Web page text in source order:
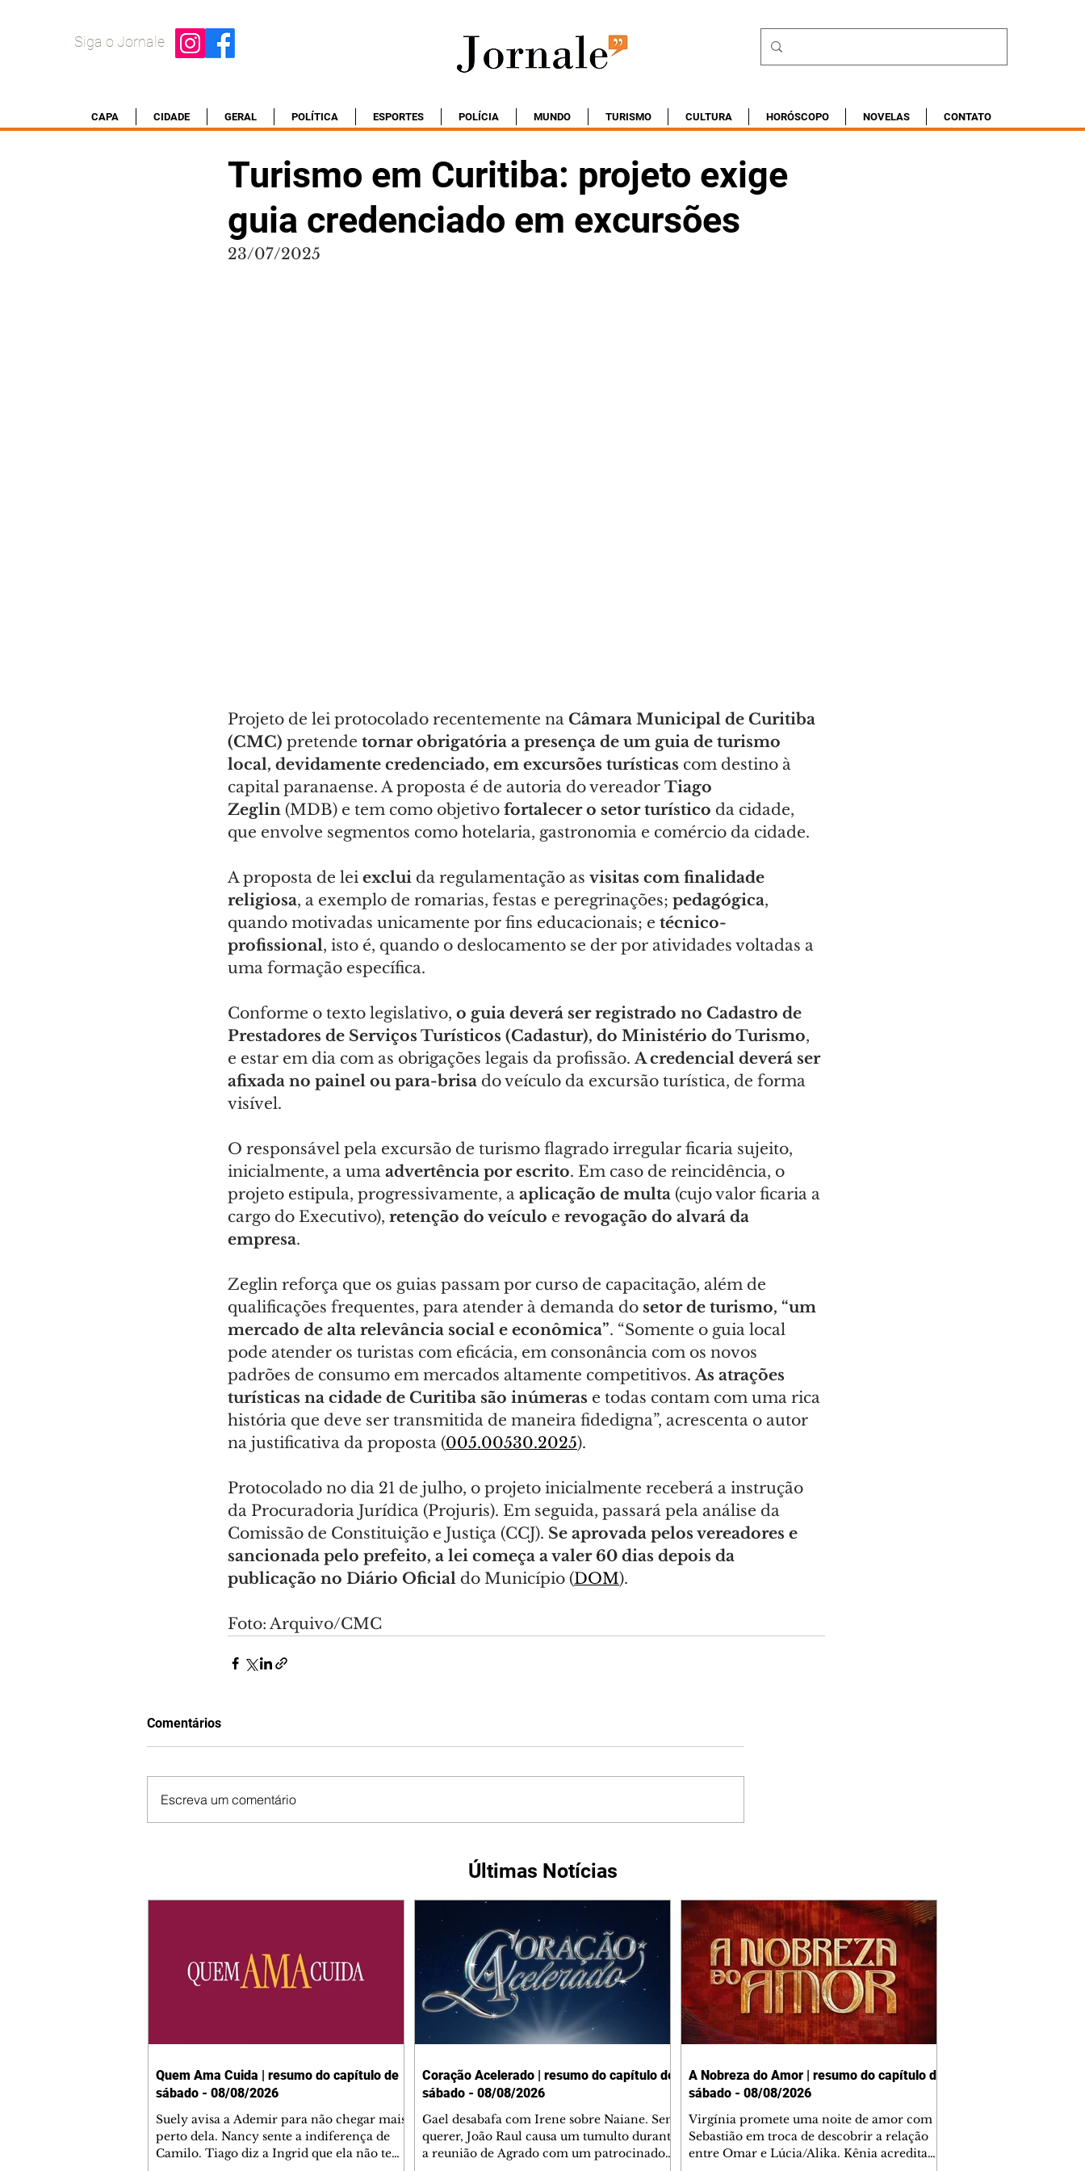
Siga o Jornale
CAPA CIDADE GERAL POLÍTICA ESPORTES POLÍCIA MUNDO TURISMO CULTURA HORÓSCOPO NOVELAS CONTATO
Turismo em Curitiba: projeto exige
guia credenciado em excursões
23/07/2025
Projeto de lei protocolado recentemente na Câmara Municipal de Curitiba
(CMC) pretende tornar obrigatória a presença de um guia de turismo
local, devidamente credenciado, em excursões turísticas com destino à
capital paranaense. A proposta é de autoria do vereador Tiago
Zeglin (MDB) e tem como objetivo fortalecer o setor turístico da cidade,
que envolve segmentos como hotelaria, gastronomia e comércio da cidade.
A proposta de lei exclui da regulamentação as visitas com finalidade
religiosa, a exemplo de romarias, festas e peregrinações; pedagógica,
quando motivadas unicamente por fins educacionais; e técnico-
profissional, isto é, quando o deslocamento se der por atividades voltadas a
uma formação específica.
Conforme o texto legislativo, o guia deverá ser registrado no Cadastro de
Prestadores de Serviços Turísticos (Cadastur), do Ministério do Turismo,
e estar em dia com as obrigações legais da profissão. A credencial deverá ser
afixada no painel ou para-brisa do veículo da excursão turística, de forma
visível.
O responsável pela excursão de turismo flagrado irregular ficaria sujeito,
inicialmente, a uma advertência por escrito. Em caso de reincidência, o
projeto estipula, progressivamente, a aplicação de multa (cujo valor ficaria a
cargo do Executivo), retenção do veículo e revogação do alvará da
empresa.
Zeglin reforça que os guias passam por curso de capacitação, além de
qualificações frequentes, para atender à demanda do setor de turismo, “um
mercado de alta relevância social e econômica”. “Somente o guia local
pode atender os turistas com eficácia, em consonância com os novos
padrões de consumo em mercados altamente competitivos. As atrações
turísticas na cidade de Curitiba são inúmeras e todas contam com uma rica
história que deve ser transmitida de maneira fidedigna”, acrescenta o autor
na justificativa da proposta (005.00530.2025).
Protocolado no dia 21 de julho, o projeto inicialmente receberá a instrução
da Procuradoria Jurídica (Projuris). Em seguida, passará pela análise da
Comissão de Constituição e Justiça (CCJ). Se aprovada pelos vereadores e
sancionada pelo prefeito, a lei começa a valer 60 dias depois da
publicação no Diário Oficial do Município (DOM).
Foto: Arquivo/CMC
Comentários
Escreva um comentário
Últimas Notícias
Quem Ama Cuida | resumo do capítulo de
sábado - 08/08/2026
Suely avisa a Ademir para não chegar mais
perto dela. Nancy sente a indiferença de
Camilo. Tiago diz a Ingrid que ela não tem
Coração Acelerado | resumo do capítulo de
sábado - 08/08/2026
Gael desabafa com Irene sobre Naiane. Sem
querer, João Raul causa um tumulto durante
a reunião de Agrado com um patrocinador.
A Nobreza do Amor | resumo do capítulo de
sábado - 08/08/2026
Virgínia promete uma noite de amor com
Sebastião em troca de descobrir a relação
entre Omar e Lúcia/Alika. Kênia acredita